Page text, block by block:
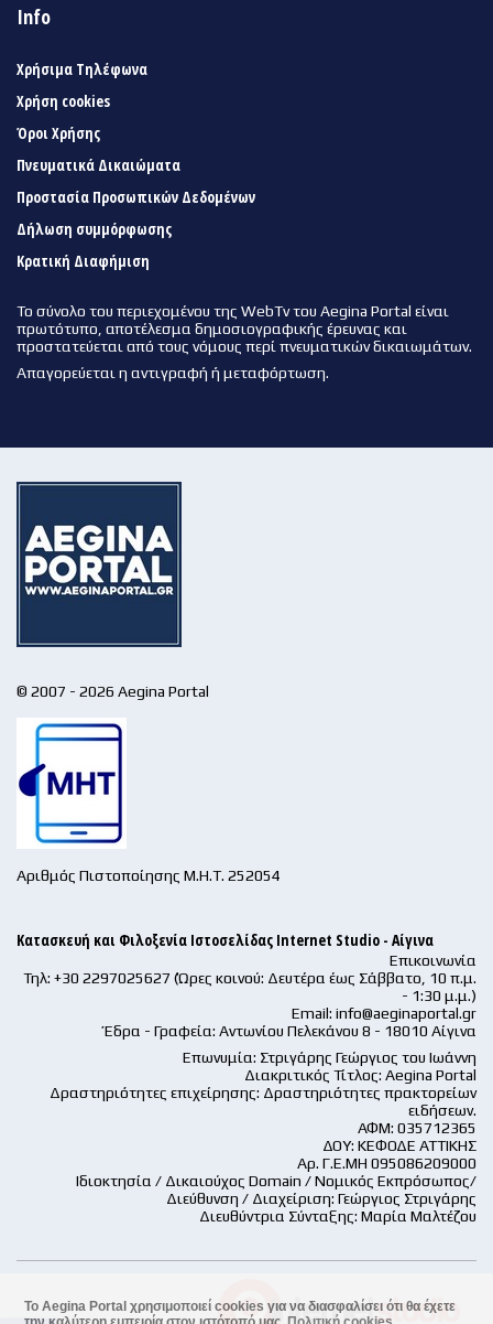
Το Aegina Portal χρησιμοποιεί cookies για να διασφαλίσει ότι θα έχετε
Info
Χρήσιμα Τηλέφωνα
Χρήση cookies
Όροι Χρήσης
Πνευματικά Δικαιώματα
Προστασία Προσωπικών Δεδομένων
Δήλωση συμμόρφωσης
Κρατική Διαφήμιση
Το σύνολο του περιεχομένου της WebTv του Aegina Portal είναι
πρωτότυπο, αποτέλεσμα δημοσιογραφικής έρευνας και
προστατεύεται από τους νόμους περί πνευματικών δικαιωμάτων.
Απαγορεύεται η αντιγραφή ή μεταφόρτωση.
© 2007 - 2026 Aegina Portal
Αριθμός Πιστοποίησης Μ.Η.Τ. 252054
Κατασκευή και Φιλοξενία Ιστοσελίδας Internet Studio - Αίγινα
Επικοινωνία
Τηλ: +30 2297025627 (Ώρες κοινού: Δευτέρα έως Σάββατο, 10 π.μ.
- 1:30 μ.μ.)
Email: info@aeginaportal.gr
Έδρα - Γραφεία: Αντωνίου Πελεκάνου 8 - 18010 Αίγινα
Επωνυμία: Στριγάρης Γεώργιος του Ιωάννη
Διακριτικός Τίτλος: Aegina Portal
Δραστηριότητες επιχείρησης: Δραστηριότητες πρακτορείων
ειδήσεων.
ΑΦΜ: 035712365
ΔΟΥ: ΚΕΦΟΔΕ ΑΤΤΙΚΗΣ
Αρ. Γ.Ε.ΜΗ 095086209000
Ιδιοκτησία / Δικαιούχος Domain / Νομικός Εκπρόσωπος/
Διεύθυνση / Διαχείριση: Γεώργιος Στριγάρης
Διευθύντρια Σύνταξης: Μαρία Μαλτέζου